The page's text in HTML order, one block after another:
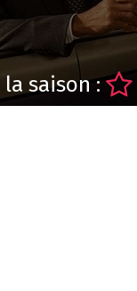
la saison :